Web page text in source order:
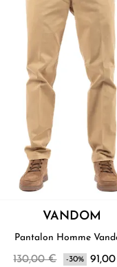
VANDOM
Pantalon
130,00 € -30%